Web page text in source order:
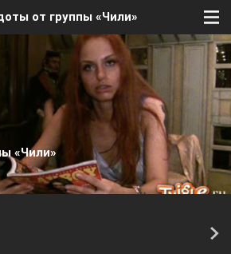
от группы «Чили»
«Чили»